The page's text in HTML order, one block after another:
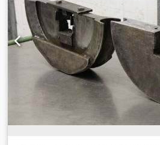
Λειτουργίες κατά της βύθισης THC
παιχνιδιού Dcjdpfx Alonfvlge Aok
συστήματος αφής, αιωρούμενη
ΚΌΠΟ; ΕΊΜΑΣΤΕ ΠΟΛΩΝΙΚΌΣ
ΚΑΥΣΤΉΡΩΝ ΠΛΆΣΜΑΤΟΣ. ΣΤΕΝΉ
ΕΤΑΙΡΕΊΑ PROMA-ELECTRONIKA
ΕΠΑΓΓΕΛΜΑΤΙΚΈΣ ΡΆΒΔΟΙ
ΦΗΜΙΣΜΈΝΗΣ ΕΤΑΙΡΕΊΑΣ HIWIN,
ΤΩΝ ΟΔΗΓΏΝ ΕΊΝΑΙ Η ΠΟΛΎ
ΥΨΗΛΉ ΠΟΙΌΤΗΤΑ ΚΟΠΉΣ ΠΟΥ
ΕΠΕΞΕΡΓΑΣΊΑ ΕΞΑΡΤΉΜΑΤΑ ΌΠΩΣ